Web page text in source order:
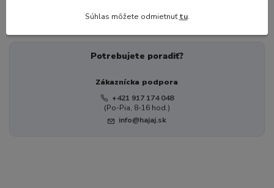
Potrebujete poradiť?
Zákaznícka podpora
+421 917 174 048
(Po-Pia, 8-16 hod.)
info@hajaj.sk
Súhlas môžete odmietnuťtu.